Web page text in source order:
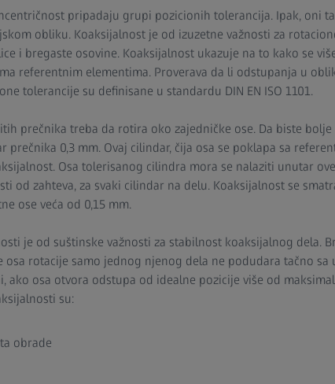
pripadaju grupi pozicionih tolerancija. Ipak, oni
obliku. Koaksijalnost je od izuzetne važnosti za
i bregaste osovine. Koaksijalnost ukazuje na to kako se
referentnim elementima. Proverava da li odstupanja u
tolerancije su definisane u standardu DIN EN ISO 1101.
prečnika treba da rotira oko zajedničke ose. Da biste bolje
prečnika 0,3 mm. Ovaj cilindar, čija osa se poklapa sa
Osa tolerisanog cilindra mora se nalaziti unutar
od zahteva, za svaki cilindar na delu. Koaksijalnost se
ose veća od 0,15 mm.
je od suštinske važnosti za stabilnost koaksijalnog dela.
osa rotacije samo jednog njenog dela ne podudara tačno sa
ako osa otvora odstupa od idealne pozicije više od
su:
obrade